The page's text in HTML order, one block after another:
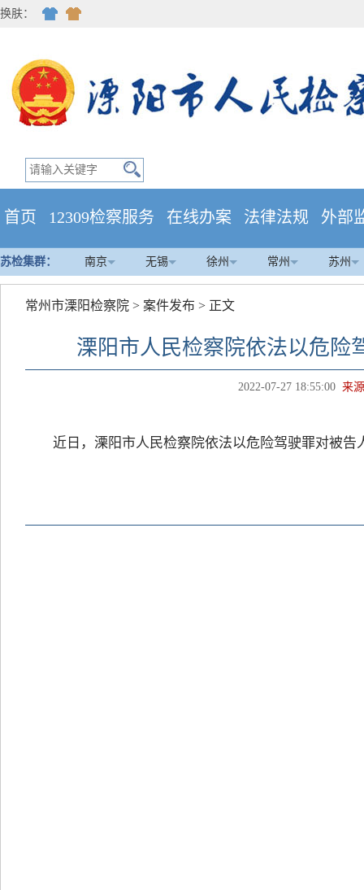
换肤：
首页 12309检察服务 在线办案 法律法规 外部
苏检集群： 南京 无锡 徐州 常州 苏州
常州市溧阳检察院 > 案件发布 > 正文
溧阳市人民检察院依法以危险
2022-07-27 18:55:00 来
近日，溧阳市人民检察院依法以危险驾驶罪对被告